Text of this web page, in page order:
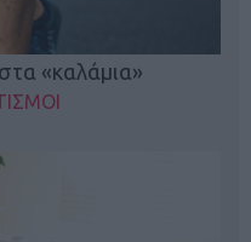
«καλάμια»